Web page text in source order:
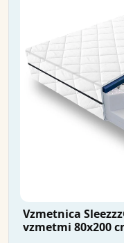
Vzmetnica
vzmetmi 80x200